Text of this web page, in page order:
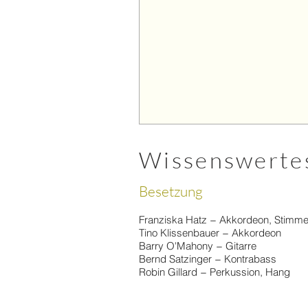
Besetzung
Franziska Hatz − Akkordeon, Stimme
Tino Klissenbauer − Akkordeon
Barry O'Mahony − Gitarre
Bernd Satzinger − Kontrabass
Robin Gillard − Perkussion, Hang